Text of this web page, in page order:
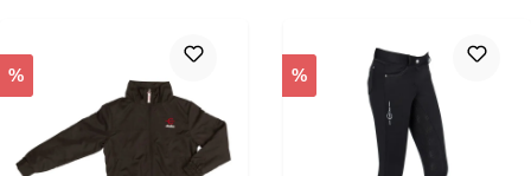
% %